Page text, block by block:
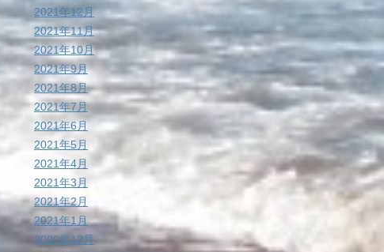
2021年12月
2021年11月
2021年10月
2021年9月
2021年8月
2021年7月
2021年6月
2021年5月
2021年4月
2021年3月
2021年2月
2021年1月
2020年12月